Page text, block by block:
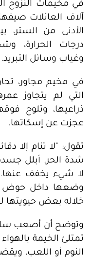
في مخيمات النزوح
آلاف العائلات
الأدنى من الستر،
درجات الحرارة،
وغياب وسائل التبريد.
في مخيم مجاور،
التي لم يتجاوز
ذراعيها، وتلوح
عجزت عن إسكاتها.
تقول: "لا تنام إلا
شدة الحر. أبلل
لا شيء يخفف عنها.
وضعها داخل حوض
خلاله بعض حيويتها
وتوضح أن أصعب
تمتلئ الخيمة
النوم أو اللعب،